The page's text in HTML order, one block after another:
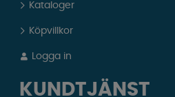
Kataloger
Köpvillkor
Logga in
KUNDTJÄNST